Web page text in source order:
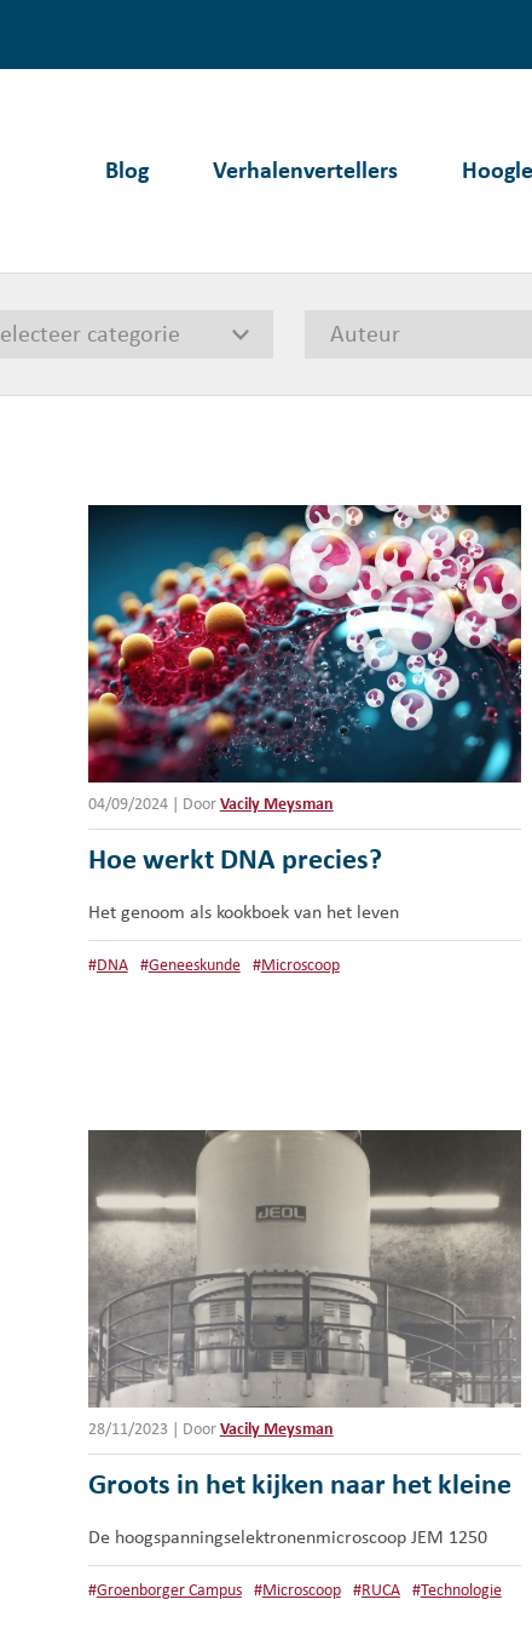
Blog Verhalenvertellers
04/09/2024 Door Vacily Meysman
Hoe werkt DNA precies?
Het genoom als kookboek van het leven
#DNA #Geneeskunde #Microscoop
28/11/2023 Door Vacily Meysman
Groots in het kijken naar het kleine
De hoogspanningselektronenmicroscoop JEM 1250
#Groenborger Campus #Microscoop #RUCA #Technologie